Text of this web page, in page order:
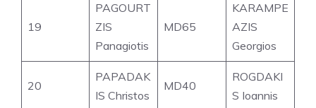
19
PAGOURT
ZIS
Panagiotis
MD65
KARAMPE
AZIS
Georgios
20
PAPADAK
IS Christos
MD40
ROGDAKI
S Ioannis